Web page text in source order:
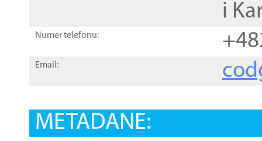
i
Numer telefonu:
Email:
METADANE: